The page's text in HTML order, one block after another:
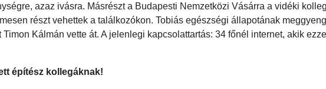
azaz ivásra. Másrészt a Budapesti Nemzetközi Vásárra a vidéki
részt vehettek a találkozókon. Tobiás egészségi állapotának
Kálmán vette át. A jelenlegi kapcsolattartás: 34 főnél internet, akik
építész kollegáknak!